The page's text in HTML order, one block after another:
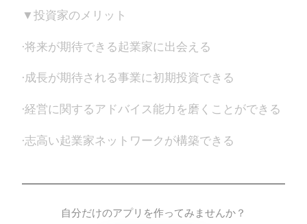
▼投資家のメリット
·将来が期待できる起業家に出会える
·成長が期待される事業に初期投資できる
·経営に関するアドバイス能力を磨くことができる
·志高い起業家ネットワークが構築できる
自分だけのアプリを作ってみませんか？